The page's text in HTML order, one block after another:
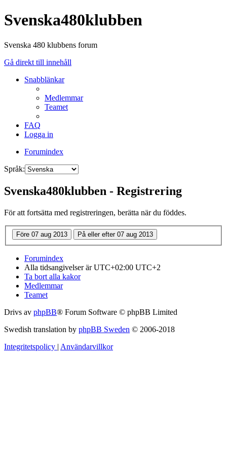
Svenska480klubben
Svenska 480 klubbens forum
Gå direkt till innehåll
Snabblänkar
Medlemmar
Teamet
FAQ
Logga in
Forumindex
Språk:
Svenska480klubben - Registrering
För att fortsätta med registreringen, berätta när du föddes.
Forumindex
Alla tidsangivelser är UTC+02:00 UTC+2
Ta bort alla kakor
Medlemmar
Teamet
Drivs av phpBB® Forum Software © phpBB Limited
Swedish translation by phpBB Sweden © 2006-2018
Integritetspolicy | Användarvillkor